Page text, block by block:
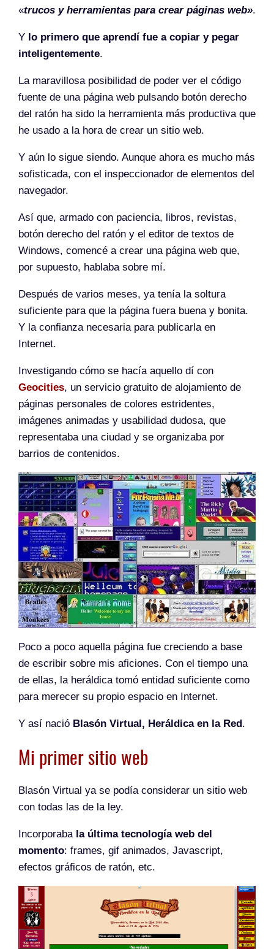
«trucos y herramientas para crear páginas web».
Y lo primero que aprendí fue a copiar y pegar
inteligentemente.
La maravillosa posibilidad de poder ver el código
fuente de una página web pulsando botón derecho
del ratón ha sido la herramienta más productiva que
he usado a la hora de crear un sitio web.
Y aún lo sigue siendo. Aunque ahora es mucho más
sofisticada, con el inspeccionador de elementos del
navegador.
Así que, armado con paciencia, libros, revistas,
botón derecho del ratón y el editor de textos de
Windows, comencé a crear una página web que,
por supuesto, hablaba sobre mí.
Después de varios meses, ya tenía la soltura
suficiente para que la página fuera buena y bonita.
Y la confianza necesaria para publicarla en
Internet.
Investigando cómo se hacía aquello dí con
Geocities, un servicio gratuito de alojamiento de
páginas personales de colores estridentes,
imágenes animadas y usabilidad dudosa, que
representaba una ciudad y se organizaba por
barrios de contenidos.
Poco a poco aquella página fue creciendo a base
de escribir sobre mis aficiones. Con el tiempo una
de ellas, la heráldica tomó entidad suficiente como
para merecer su propio espacio en Internet.
Y así nació Blasón Virtual, Heráldica en la Red.
Mi primer sitio web
Blasón Virtual ya se podía considerar un sitio web
con todas las de la ley.
Incorporaba la última tecnología web del
momento: frames, gif animados, Javascript,
efectos gráficos de ratón, etc.